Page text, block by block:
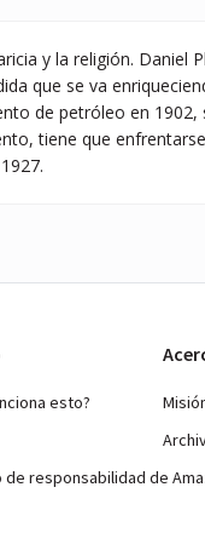
y la religión. Daniel
que se va
de petróleo en
tiene que
esto?
de responsabilidad de